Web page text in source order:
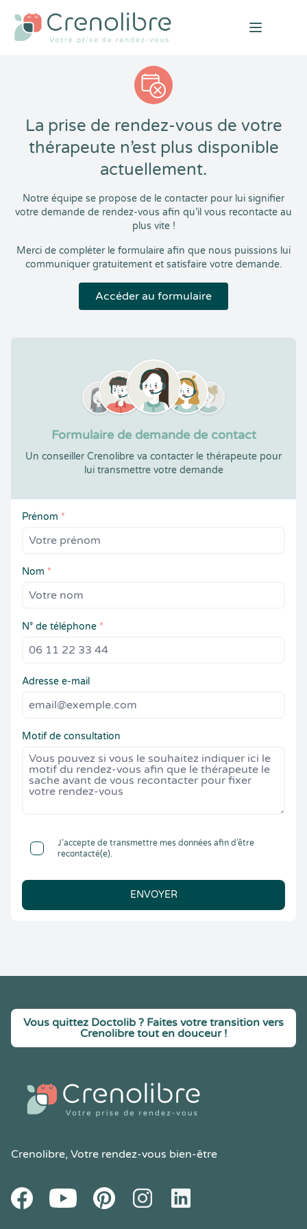
Open
La prise de rendez-vous de votre
thérapeute n’est plus disponible
actuellement.
Notre équipe se propose de le contacter pour lui signifier
votre demande de rendez-vous afin qu’il vous recontacte au
plus vite !
Merci de compléter le formulaire afin que nous puissions lui
communiquer gratuitement et satisfaire votre demande.
Accéder au formulaire
Formulaire de demande de contact
Un conseiller Crenolibre va contacter le thérapeute pour
lui transmettre votre demande
Prénom *
Nom *
N° de téléphone *
Adresse e-mail
Motif de consultation
J’accepte de transmettre mes données afin d’être
recontacté(e).
ENVOYER
Vous quittez Doctolib ? Faites votre transition vers
Crenolibre tout en douceur !
Crenolibre, Votre rendez-vous bien-être
FacebookYoutube PinteresetInstagramLinkedIn